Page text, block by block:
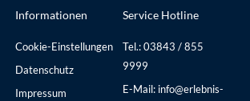
Informationen
Cookie-Einstellungen
Datenschutz
Impressum
Service Hotline
Tel.: 03843 / 855
9999
E-Mail: info@erlebnis-